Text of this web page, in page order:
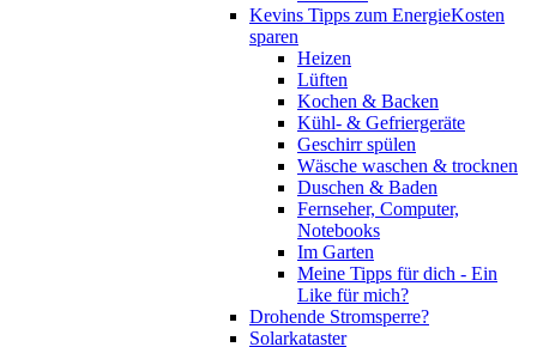
Kevins Tipps zum EnergieKosten
sparen
Heizen
Lüften
Kochen & Backen
Kühl- & Gefriergeräte
Geschirr spülen
Wäsche waschen & trocknen
Duschen & Baden
Fernseher, Computer,
Notebooks
Im Garten
Meine Tipps für dich - Ein
Like für mich?
Drohende Stromsperre?
Solarkataster